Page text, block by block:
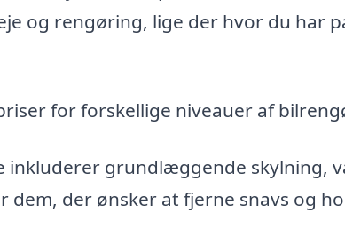
og rengøring, lige der hvor du har
for forskellige niveauer af
inkluderer grundlæggende skylning,
dem, der ønsker at fjerne snavs og